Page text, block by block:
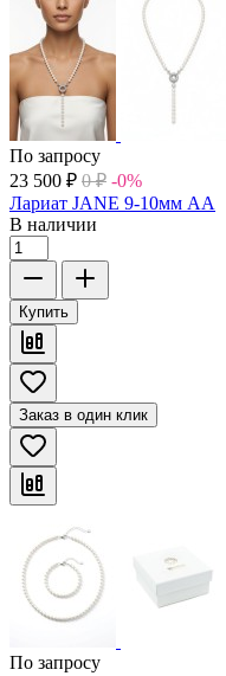
По запросу
23 500 ₽ 0 ₽ -0%
Лариат JANE 9-10мм АА
В наличии
Купить
Заказ в один клик
По запросу